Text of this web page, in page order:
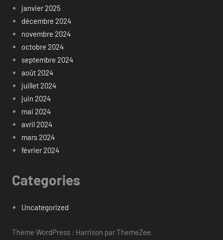
janvier 2025
décembre 2024
novembre 2024
octobre 2024
septembre 2024
août 2024
juillet 2024
juin 2024
mai 2024
avril 2024
mars 2024
février 2024
Categories
Uncategorized
Thème WordPress : Harrison par ThemeZee.